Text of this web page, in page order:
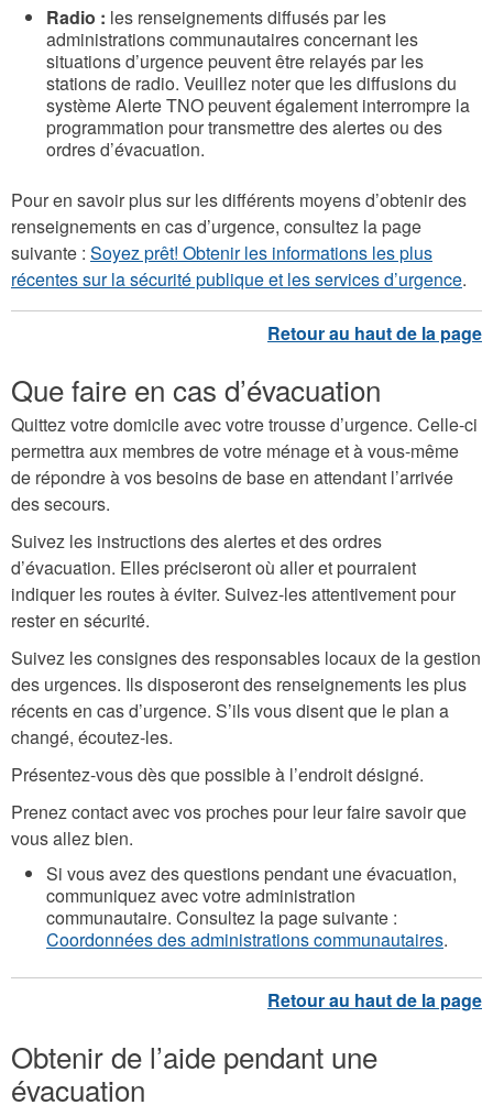
Radio : les renseignements diffusés par les
administrations communautaires concernant les
situations d’urgence peuvent être relayés par les
stations de radio. Veuillez noter que les diffusions du
système Alerte TNO peuvent également interrompre la
programmation pour transmettre des alertes ou des
ordres d’évacuation.
Pour en savoir plus sur les différents moyens d’obtenir des
renseignements en cas d’urgence, consultez la page
suivante : Soyez prêt! Obtenir les informations les plus
récentes sur la sécurité publique et les services d’urgence.​​​​
Que faire en cas d’évacuation
Quittez votre domicile avec votre trousse d’urgence. Celle-ci
permettra aux membres de votre ménage et à vous-même
de répondre à vos besoins de base en attendant l’arrivée
des secours.
Suivez les instructions des alertes et des ordres
d’évacuation. Elles préciseront où aller et pourraient
indiquer les routes à éviter. Suivez-les attentivement pour
rester en sécurité.
Suivez les consignes des responsables locaux de la gestion
des urgences. Ils disposeront des renseignements les plus
récents en cas d’urgence. S’ils vous disent que le plan a
changé, écoutez-les.
Présentez-vous dès que possible à l’endroit désigné.
Prenez contact avec vos proches pour leur faire savoir que
vous allez bien.
Si vous avez des questions pendant une évacuation,
communiquez avec votre administration
communautaire. Consultez la page suivante :
Coordonnées des administrations communautaires.
Obtenir de l’aide pendant une
évacuation